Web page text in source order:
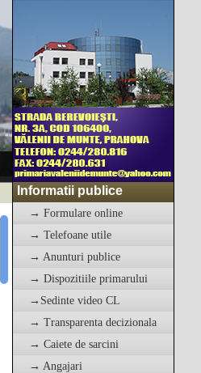
Informatii publice
→ Formulare online
→ Telefoane utile
→ Anunturi publice
→ Dispozitiile primarului
→Sedinte video CL
→ Transparenta decizionala
→ Caiete de sarcini
→ Angajari